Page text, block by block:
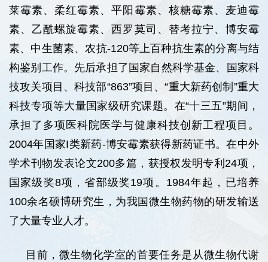
莱霉素、柔红霉素、平阳霉素、核糖霉素、麦迪霉
素、乙酰螺旋霉素、西罗莫司、替考拉宁、博安霉
素、中生菌素、农抗-120等上百种抗生素的分离与结
构鉴别工作。先后承担了国家自然科学基金、国家科
技攻关项目、科技部“863”项目、“重大新药创制”重大
科技专项等大量国家级研究课题。在“十三五”期间，
承担了多项医科院医学与健康科技创新工程项目。
2004年国家I类新药-博安霉素获得新药证书。在中外
学术刊物发表论文200多篇，获授权发明专利24项，
国家级奖8项，省部级奖19项。1984年起，已培养
100余名硕博研究生，为我国微生物药物的研发输送
了大量专业人才。
目前，微生物化学室的首要任务是从微生物代谢